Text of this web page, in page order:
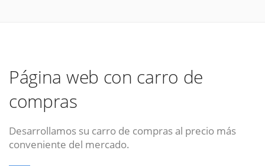
Página web con carro de
compras
Desarrollamos su carro de compras al precio más
conveniente del mercado.